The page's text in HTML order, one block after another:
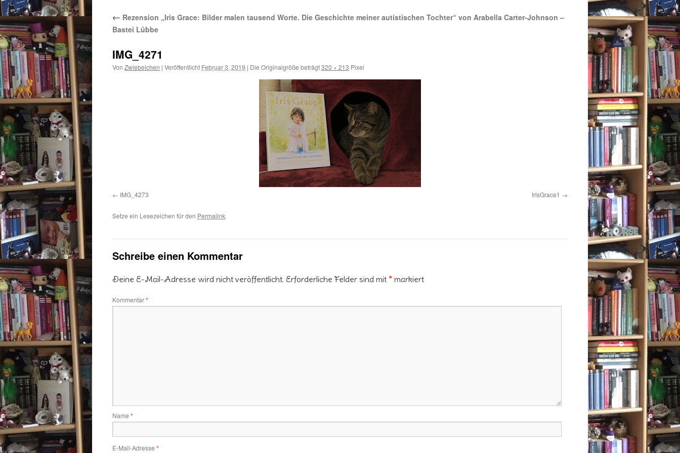
← Rezension „Iris Grace: Bilder malen tausend Worte. Die Geschichte meiner autistischen Tochter“ von Arabella Carter-Johnson –
Bastei Lübbe
IMG_4271
Von Zwiebelchen | Veröffentlicht Februar 3, 2019 | Die Originalgröße beträgt320 × 213 Pixel
IMG_4273 IrisGrace1
Setze ein Lesezeichen für den Permalink.
Schreibe einen Kommentar
Deine E-Mail-Adresse wird nicht veröffentlicht. Erforderliche Felder sind mit * markiert
Kommentar*
Name *
E-Mail-Adresse *